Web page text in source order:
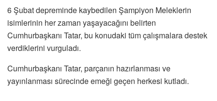
6 Şubat depreminde kaybedilen Şampiyon Meleklerin
isimlerinin her zaman yaşayacağını belirten
Cumhurbaşkanı Tatar, bu konudaki tüm çalışmalara destek
verdiklerini vurguladı.
Cumhurbaşkanı Tatar, parçanın hazırlanması ve
yayınlanması sürecinde emeği geçen herkesi kutladı.